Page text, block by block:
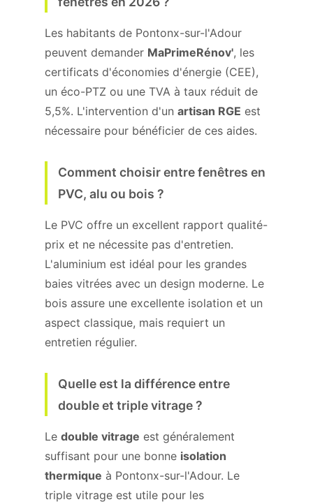
Les habitants de Pontonx-sur-l'Adour
peuvent demander MaPrimeRénov', les
certificats d'économies d'énergie (CEE),
un éco-PTZ ou une TVA à taux réduit de
5,5%. L'intervention d'un artisan RGE est
nécessaire pour bénéficier de ces aides.
Comment choisir entre fenêtres en
PVC, alu ou bois ?
Le PVC offre un excellent rapport qualité-
prix et ne nécessite pas d'entretien.
L'aluminium est idéal pour les grandes
baies vitrées avec un design moderne. Le
bois assure une excellente isolation et un
aspect classique, mais requiert un
entretien régulier.
Quelle est la différence entre
double et triple vitrage ?
Le double vitrage est généralement
suffisant pour une bonne isolation
thermique à Pontonx-sur-l'Adour. Le
triple vitrage est utile pour les